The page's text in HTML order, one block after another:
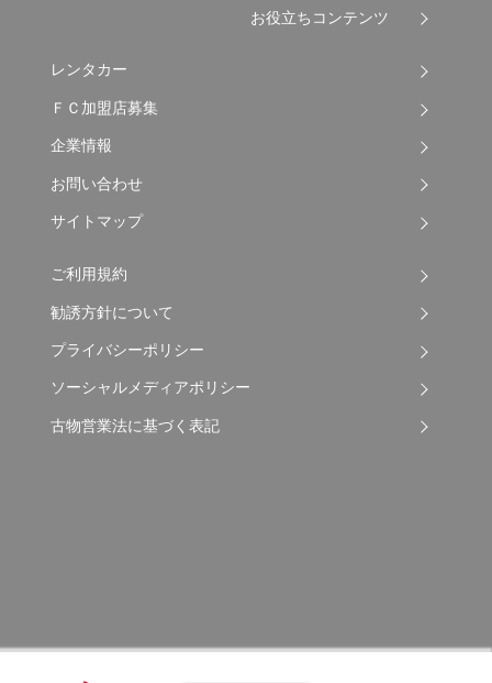
お役立ちコンテンツ
レンタカー
ＦＣ加盟店募集
企業情報
お問い合わせ
サイトマップ
ご利用規約
勧誘方針について
プライバシーポリシー
ソーシャルメディアポリシー
古物営業法に基づく表記